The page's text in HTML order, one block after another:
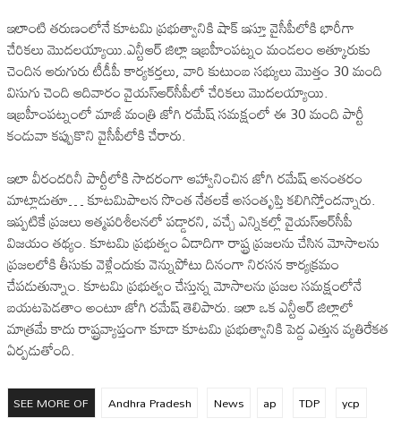
ఇలాంటి తరుణంలోనే కూటమి ప్రభుత్వానికి షాక్ ఇస్తూ వైసీపీలోకి భారీగా
చేరికలు మొదలయ్యాయి.ఎన్టీఆర్‌ జిల్లా ఇబ్రహీంపట్నం మండలం ఆత్కూరుకు
చెందిన ఆరుగురు టీడీపీ కార్యకర్తలు, వారి కుటుంబ సభ్యులు మొత్తం 30 మంది
విసుగు చెంది ఆదివారం వైయస్ఆర్‌సీపీలో చేరికలు మొదలయ్యాయి.
ఇబ్రహీంపట్నంలో మాజీ మంత్రి జోగి రమేష్ సమక్షంలో ఈ 30 మంది పార్టీ
కండువా కప్పుకొని వైసీపీలోకి చేరారు.
ఇలా వీరందరినీ పార్టీలోకి సాదరంగా ఆహ్వానించిన జోగి రమేష్ అనంతరం
మాట్లాడుతూ… కూటమిపాలన సొంత నేతలకే అసంతృప్తి కలిగిస్తోందన్నారు.
ఇప్పటికే ప్రజలు ఆత్మపరిశీలనలో పడ్డారని, వచ్చే ఎన్నికల్లో వైయస్ఆర్‌సీపీ
విజయం తథ్యం. కూటమి ప్రభుత్వం ఏడాదిగా రాష్ట్ర ప్రజలను చేసిన మోసాలను
ప్రజలలోకి తీసుకు వెళ్లేందుకు వెన్నుపోటు దినంగా నిరసన కార్యక్రమం
చేపడుతున్నాం. కూటమి ప్రభుత్వం చేస్తున్న మోసాలను ప్రజల సమక్షంలోనే
బయటపెడతాం అంటూ జోగి రమేష్ తెలిపారు. ఇలా ఒక ఎన్టీఆర్ జిల్లాలో
మాత్రమే కాదు రాష్ట్రవ్యాప్తంగా కూడా కూటమి ప్రభుత్వానికి పెద్ద ఎత్తున వ్యతిరేకత
ఏర్పడుతోంది.
SEE MORE OF Andhra Pradesh News ap TDP ycp